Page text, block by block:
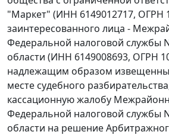
"Маркет" (ИНН 6149012717, ОГРН
заинтересованного лица -
Федеральной налоговой службы
области (ИНН 6149008693, ОГРН
надлежащим образом
месте судебного
кассационную жалобу
Федеральной налоговой службы
области на решение